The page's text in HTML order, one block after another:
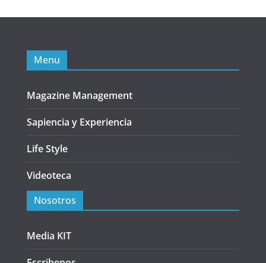
Menu
Magazine Management
Sapiencia y Experiencia
Life Style
Videoteca
Nosotros
Media KIT